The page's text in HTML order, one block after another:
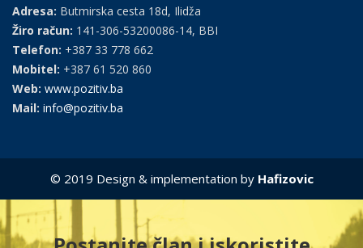
Adresa: Butmirska cesta 18d, Ilidža
Žiro račun: 141-306-53200086-14, BBI
Telefon: +387 33 778 662
Mobitel: +387 61 520 860
Web: www.pozitiv.ba
Mail: info@pozitiv.ba
© 2019 Design & implementation by Hafizovic